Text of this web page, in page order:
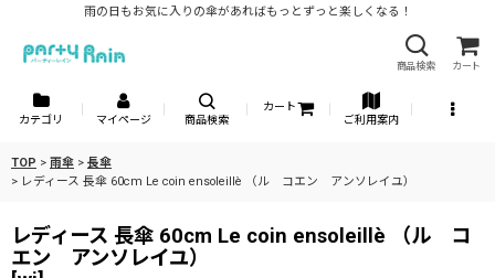
雨の日もお気に入りの傘があればもっとずっと楽しくなる！
商品検索 カート
カテゴリ マイページ 商品検索
カート
ご利用案内
TOP > 雨傘 > 長傘
> レディース 長傘 60cm Le coin ensoleillè （ル コエン アンソレイユ）
レディース 長傘 60cm Le coin ensoleillè （ル コ
エン アンソレイユ）